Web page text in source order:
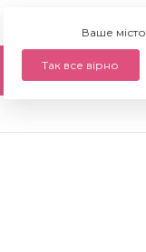
Ваше місто
Так все вірно
Статті